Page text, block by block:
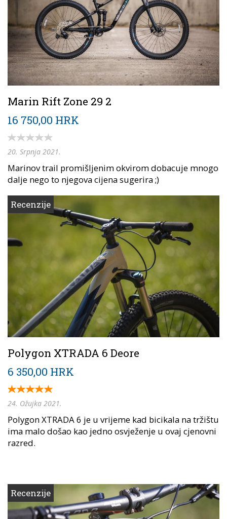
Marin Rift Zone 29 2
16 750,00 HRK
20. Srpnja 2021.
Marinov trail promišljenim okvirom dobacuje mnogo
dalje nego to njegova cijena sugerira ;)
Recenzije
Polygon XTRADA 6 Deore
6 350,00 HRK
24. Ožujka 2021.
Polygon XTRADA 6 je u vrijeme kad bicikala na tržištu
ima malo došao kao jedno osvježenje u ovaj cjenovni
razred.
Recenzije